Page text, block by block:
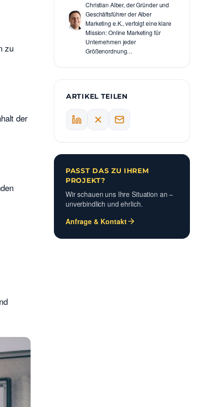
zu
der
Christian Alber, der Gründer und
Geschäftsführer der Alber
Marketing e.K., verfolgt eine klare
Mission: Online Marketing für
Unternehmen jeder
Größenordnung…
ARTIKEL TEILEN
PASST DAS ZU IHREM
PROJEKT?
Wir schauen uns Ihre Situation an –
unverbindlich und ehrlich.
Anfrage & Kontakt